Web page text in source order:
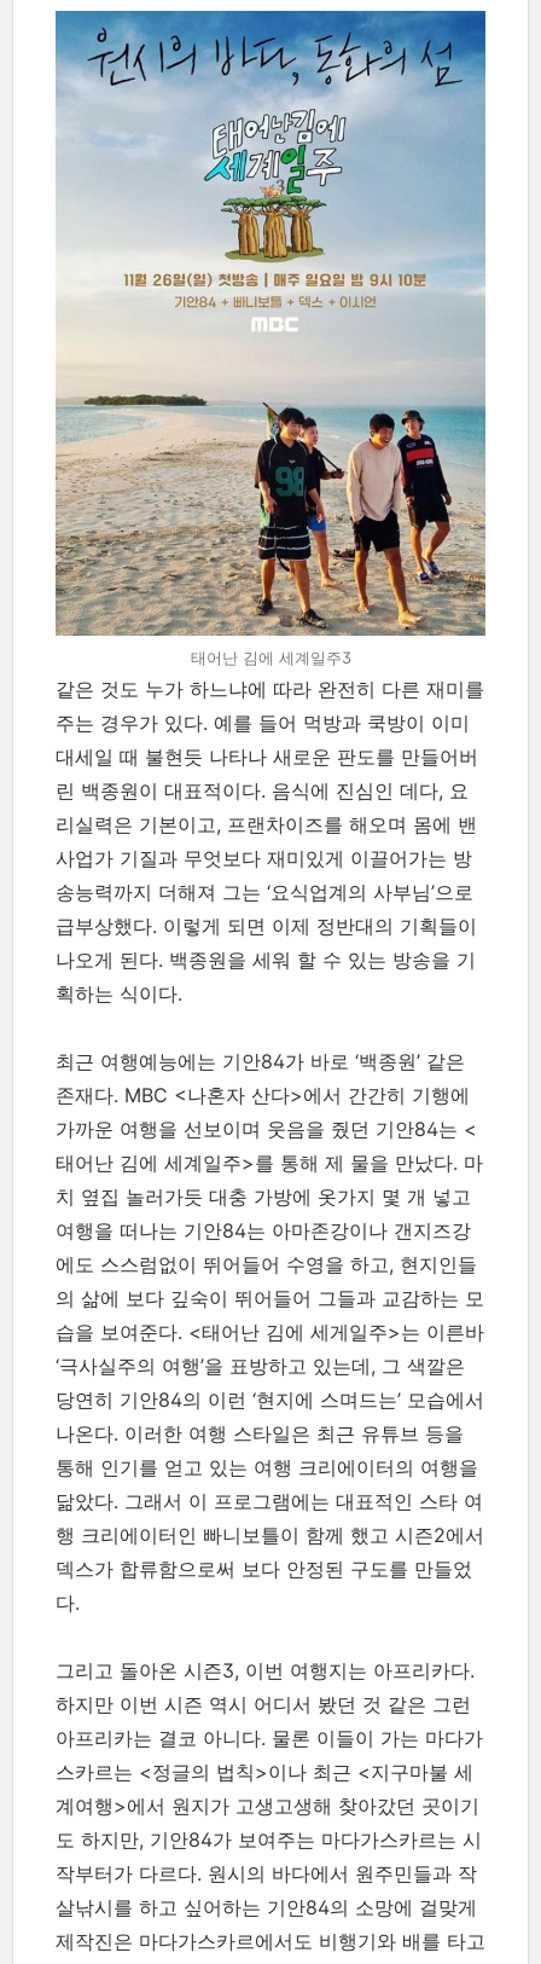
태어난 김에 세계일주3
같은 것도 누가 하느냐에 따라 완전히 다른 재미를
주는 경우가 있다. 예를 들어 먹방과 쿡방이 이미
대세일 때 불현듯 나타나 새로운 판도를 만들어버
린 백종원이 대표적이다. 음식에 진심인 데다, 요
리실력은 기본이고, 프랜차이즈를 해오며 몸에 밴
사업가 기질과 무엇보다 재미있게 이끌어가는 방
송능력까지 더해져 그는 ‘요식업계의 사부님’으로
급부상했다. 이렇게 되면 이제 정반대의 기획들이
나오게 된다. 백종원을 세워 할 수 있는 방송을 기
획하는 식이다.
최근 여행예능에는 기안84가 바로 ‘백종원’ 같은
존재다. MBC <나혼자 산다>에서 간간히 기행에
가까운 여행을 선보이며 웃음을 줬던 기안84는 <
태어난 김에 세계일주>를 통해 제 물을 만났다. 마
치 옆집 놀러가듯 대충 가방에 옷가지 몇 개 넣고
여행을 떠나는 기안84는 아마존강이나 갠지즈강
에도 스스럼없이 뛰어들어 수영을 하고, 현지인들
의 삶에 보다 깊숙이 뛰어들어 그들과 교감하는 모
습을 보여준다. <태어난 김에 세게일주>는 이른바
‘극사실주의 여행’을 표방하고 있는데, 그 색깔은
당연히 기안84의 이런 ‘현지에 스며드는’ 모습에서
나온다. 이러한 여행 스타일은 최근 유튜브 등을
통해 인기를 얻고 있는 여행 크리에이터의 여행을
닮았다. 그래서 이 프로그램에는 대표적인 스타 여
행 크리에이터인 빠니보틀이 함께 했고 시즌2에서
덱스가 합류함으로써 보다 안정된 구도를 만들었
다.
그리고 돌아온 시즌3, 이번 여행지는 아프리카다.
하지만 이번 시즌 역시 어디서 봤던 것 같은 그런
아프리카는 결코 아니다. 물론 이들이 가는 마다가
스카르는 <정글의 법칙>이나 최근 <지구마불 세
계여행>에서 원지가 고생고생해 찾아갔던 곳이기
도 하지만, 기안84가 보여주는 마다가스카르는 시
작부터가 다르다. 원시의 바다에서 원주민들과 작
살낚시를 하고 싶어하는 기안84의 소망에 걸맞게
제작진은 마다가스카르에서도 비행기와 배를 타고